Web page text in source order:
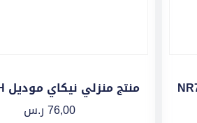
منتج منزلي نيكاي موديل NGS88H
76,00ر.س